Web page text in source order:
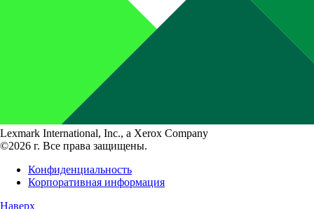
Lexmark International, Inc., a Xerox Company
©2026 г. Все права защищены.
Конфиденциальность
Корпоративная информация
Наверх